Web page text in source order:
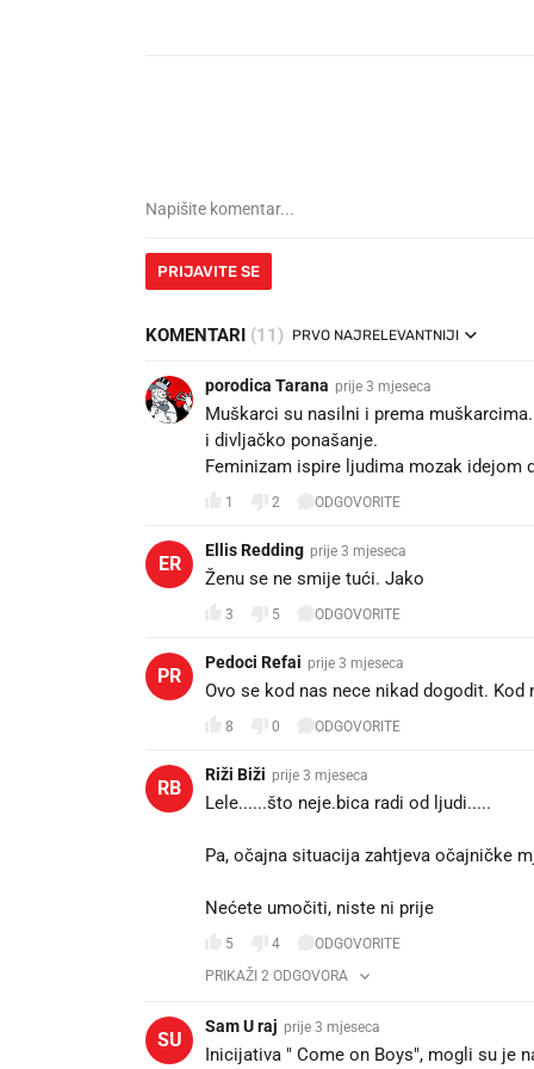
PRIJAVITE SE
KOMENTARI (11) PRVO NAJRELEVANTNIJI
porodica Tarana prije 3 mjeseca
Muškarci su nasilni i prema
i divljačko ponašanje.
Feminizam ispire ljudima mozak idejom
1 2 ODGOVORITE
ER
Ellis Redding prije 3 mjeseca
Ženu se ne smije tući. Jako
3 5 ODGOVORITE
PR
Pedoci Refai prije 3 mjeseca
Ovo se kod nas nece nikad dogodit.
8 0 ODGOVORITE
RB
Riži Biži prije 3 mjeseca
Lele......što neje.bica radi od ljudi.....
Pa, očajna situacija zahtjeva očajničke
Nećete umočiti, niste ni prije 😅
5 4
ODGOVORITE
PRIKAŽI 2 ODGOVORA
SU
Sam U raj prije 3 mjeseca
Inicijativa " Come on Boys", mogli su je